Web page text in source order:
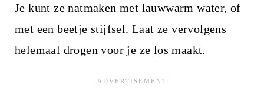
Je kunt ze natmaken met lauwwarm water, of
met een beetje stijfsel. Laat ze vervolgens
helemaal drogen voor je ze los maakt.